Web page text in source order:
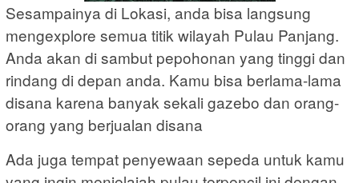
Sesampainya di Lokasi, anda bisa langsung
mengexplore semua titik wilayah Pulau Panjang.
Anda akan di sambut pepohonan yang tinggi dan
rindang di depan anda. Kamu bisa berlama-lama
disana karena banyak sekali gazebo dan orang-
orang yang berjualan disana
Ada juga tempat penyewaan sepeda untuk kamu